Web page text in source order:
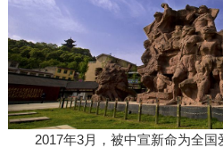
2017年3月，被中宣新命为全国